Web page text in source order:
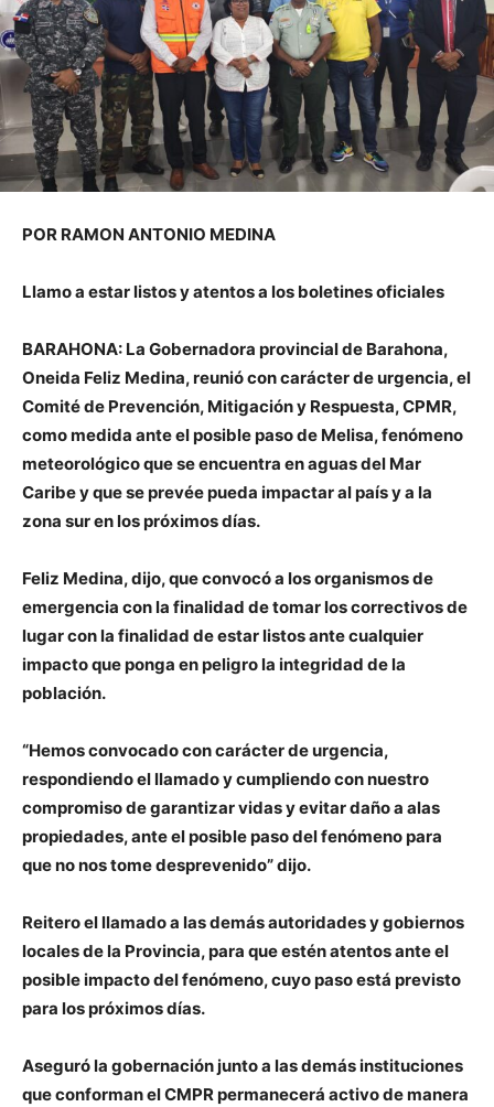
POR RAMON ANTONIO MEDINA
Llamo a estar listos y atentos a los boletines oficiales
BARAHONA: La Gobernadora provincial de Barahona,
Oneida Feliz Medina, reunió con carácter de urgencia, el
Comité de Prevención, Mitigación y Respuesta, CPMR,
como medida ante el posible paso de Melisa, fenómeno
meteorológico que se encuentra en aguas del Mar
Caribe y que se prevée pueda impactar al país y a la
zona sur en los próximos días.
Feliz Medina, dijo, que convocó a los organismos de
emergencia con la finalidad de tomar los correctivos de
lugar con la finalidad de estar listos ante cualquier
impacto que ponga en peligro la integridad de la
población.
“Hemos convocado con carácter de urgencia,
respondiendo el llamado y cumpliendo con nuestro
compromiso de garantizar vidas y evitar daño a alas
propiedades, ante el posible paso del fenómeno para
que no nos tome desprevenido” dijo.
Reitero el llamado a las demás autoridades y gobiernos
locales de la Provincia, para que estén atentos ante el
posible impacto del fenómeno, cuyo paso está previsto
para los próximos días.
Aseguró la gobernación junto a las demás instituciones
que conforman el CMPR permanecerá activo de manera